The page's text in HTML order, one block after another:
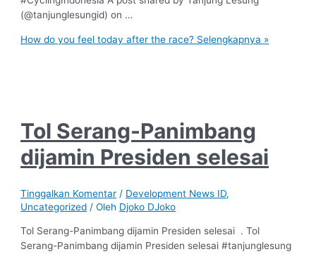
(@tanjunglesungid) on …
How do you feel today after the race? Selengkapnya »
Tol Serang-Panimbang
dijamin Presiden selesai
Tinggalkan Komentar / Development News ID,
Uncategorized / Oleh Djoko DJoko
Tol Serang-Panimbang dijamin Presiden selesai . Tol
Serang-Panimbang dijamin Presiden selesai #tanjunglesung